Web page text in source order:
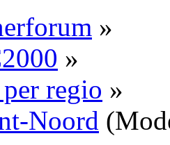
»
»
regio »
Noord